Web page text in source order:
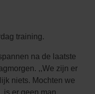
training.
na de laatste
,,We zijn er
niets. Mochten we
is er geen man